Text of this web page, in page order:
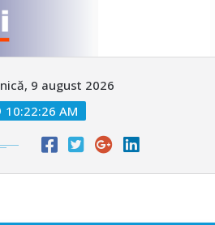
9 august 2026
10:22:29 AM